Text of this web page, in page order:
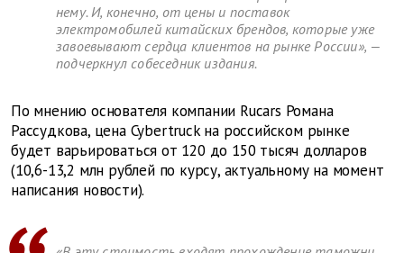
нему. И, конечно, от цены и поставок
электромобилей китайских брендов, которые уже
завоевывают сердца клиентов на рынке России», —
подчеркнул собеседник издания.
По мнению основателя компании Rucars Романа
Рассудкова, цена Cybertruck на российском рынке
будет варьироваться от 120 до 150 тысяч долларов
(10,6-13,2 млн рублей по курсу, актуальному на момент
написания новости).